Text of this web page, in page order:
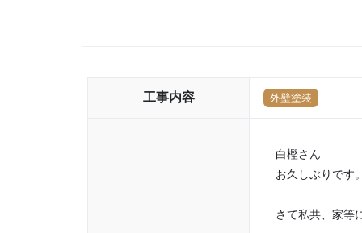
工事内容 外壁塗装
白樫さん
お久しぶりです
さて私共、家等